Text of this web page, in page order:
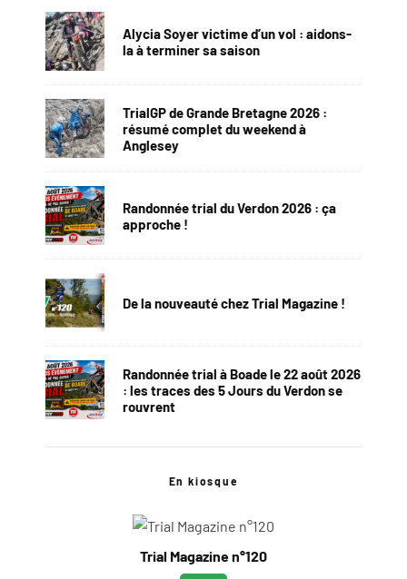
Alycia Soyer victime d’un vol : aidons-
la à terminer sa saison
TrialGP de Grande Bretagne 2026 :
résumé complet du weekend à
Anglesey
Randonnée trial du Verdon 2026 : ça
approche !
De la nouveauté chez Trial Magazine !
Randonnée trial à Boade le 22 août 2026
: les traces des 5 Jours du Verdon se
rouvrent
En kiosque
Trial Magazine n°120